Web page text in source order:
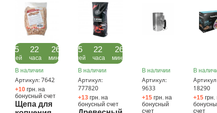
05
дней
22
часа
26
минут
В наличии
Артикул: 7642
+10грн. на
бонусный счет
Щепа для
05
дней
22
часа
26
минут
В наличии
Артикул:
777820
+13грн. на
бонусный счет
В наличии
Артикул:
9633
+15грн. на
бонусный
счет
В
18290
+15грн.
счет